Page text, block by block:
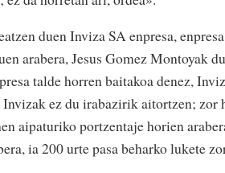
duen Inviza SA enpresa,
arabera, Jesus Gomez Montoyak
talde horren baitakoa denez,
Invizak ez du irabazirik aitortzen;
aipaturiko portzentaje horien
ia 200 urte pasa beharko lukete